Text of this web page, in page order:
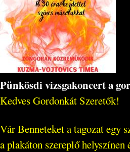
Pünkösdi vizsgakoncert a
Kedves Gordonkát Szeretők!
Vár Benneteket a tagozat egy
a plakáton szereplő helyszínen